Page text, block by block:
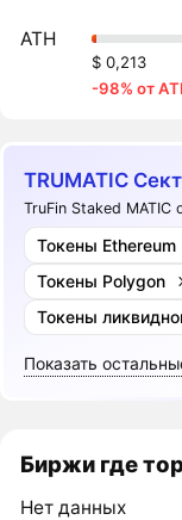
ATH
$ 0,213
-98% от
TRUMATIC
TruFin Staked MATIC
Токены Ethereum
Токены Polygon
Токены
Показать
Биржи где
Нет данных